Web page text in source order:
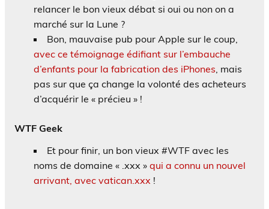
relancer le bon vieux débat si oui ou non on a
marché sur la Lune ?
Bon, mauvaise pub pour Apple sur le coup,
avec ce témoignage édifiant sur l’embauche
d’enfants pour la fabrication des iPhones , mais
pas sur que ça change la volonté des acheteurs
d’acquérir le « précieu » !
WTF Geek
Et pour finir, un bon vieux #WTF avec les
noms de domaine « .xxx » qui a connu un nouvel
arrivant, avec vatican.xxx !